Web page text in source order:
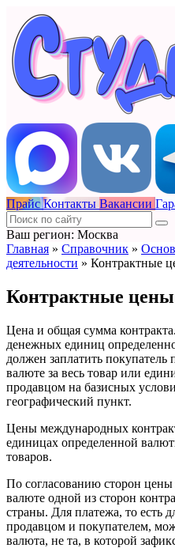
Прайс Контакты Вакансии
Ваш регион: Москва
Главная » Справочник »
деятельности » Контрактные
Контрактные цены
Цена и общая сумма
денежных единиц
должен заплатить
валюте за весь товар или
продавцом на базисных
географический пункт.
Цены международных
единицах определенной
товаров.
По согласованию сторон
валюте одной из сторон
страны. Для платежа, то есть
продавцом и покупателем,
валюта, не та, в которой